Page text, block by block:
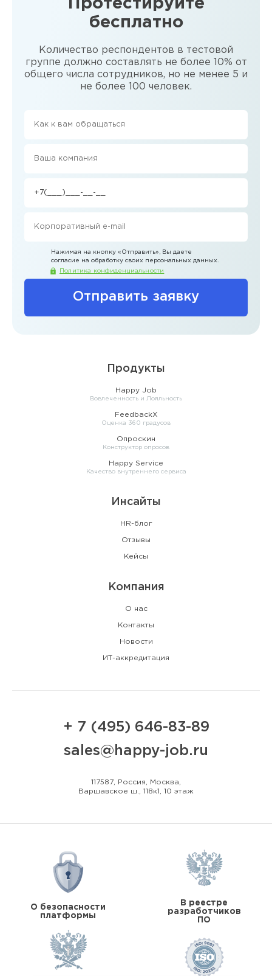
Протестируйте
бесплатно
Количество респондентов в тестовой
группе должно составлять не более 10% от
общего числа сотрудников, но не менее 5 и
не более 100 человек.
Отправить заявку
Нажимая на кнопку «Отправить» , Вы даете
согласие на обработку своих персональных данных.
Политика конфиденциальности
Продукты
Happy Job
Вовлеченность и Лояльность
FeedbackX
Оценка 360 градусов
Опроскин
Конструктор опросов
Happy Service
Качество внутреннего сервиса
Инсайты
HR-блог
Отзывы
Кейсы
Компания
О нас
Контакты
Новости
ИТ-аккредитация
+ 7 (495) 646-83-89
sales@happy-job.ru
117587, Россия, Москва,
Варшавское ш., 118к1, 10 этаж
О безопасности
платформы
В реестре
разработчиков
ПО